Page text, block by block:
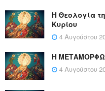
Η Θεολογία
Κυρίου
4 Αυγούστου
Η
4 Αυγούστου